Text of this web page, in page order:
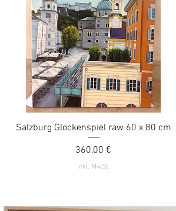
Schnellansicht
Salzburg Glockenspiel raw 60 x 80 cm
Preis
360,00 €
inkl. MwSt.